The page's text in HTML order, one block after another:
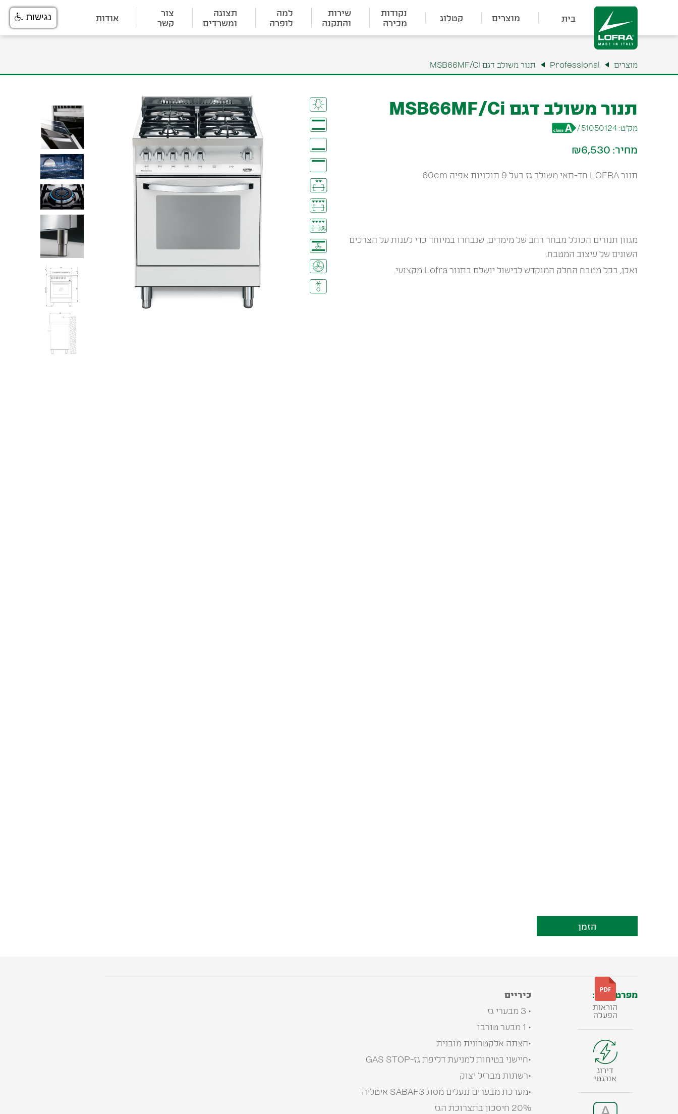
בית מוצרים קטלוג
נקודות
מכירה
שירות
והתקנה
למה
לופרה
תצוגה
ומשרדים
צור
קשר
אודות
מוצרים Professional תנור משולב דגם MSB66MF/Ci
תנור משולב דגם MSB66MF/Ci
מק״ט: 51050124
/
מחיר: ₪6,530
תנור LOFRA חד-תאי משולב גז בעל 9 תוכניות אפיה 60cm
מגוון תנורים הכולל מבחר רחב של מימדים, שנבחרו במיוחד כדי לענות על הצרכים
השונים של עיצוב המטבח.
ואכן, בכל מטבח החלק המוקדש לבישול יושלם בתנור Lofra מקצועי.
הזמן
מפרט טכני:
כיריים
• 3 מבערי גז
• 1 מבער טורבו
•הצתה אלקטרונית מובנית
•חיישני בטיחות למניעת דליפת גז-GAS STOP
•רשתות מברזל יצוק
•מערכת מבערים ננעלים מסוג SABAF3 איטליה
20% חיסכון בתצרוכת הגז
הוראות
הפעלה
דירוג
אנרגטי
נגישות